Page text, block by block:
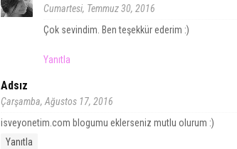
Cumartesi, Temmuz 30, 2016
Çok sevindim. Ben teşekkür ederim :)
Yanıtla
Adsız
Çarşamba, Ağustos 17, 2016
isveyonetim.com blogumu eklerseniz mutlu olurum :)
Yanıtla